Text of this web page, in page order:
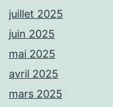
juillet 2025
juin 2025
mai 2025
avril 2025
mars 2025